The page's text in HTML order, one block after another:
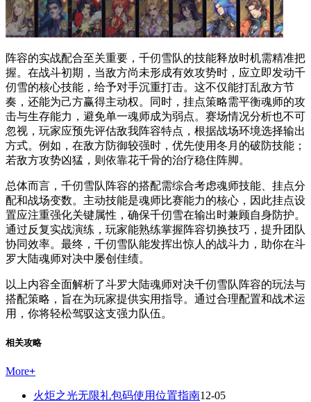
阵容的实战配合至关重要，千仞雪队的技能释放时机需精准把
握。在战斗初期，当敌方尚未形成有效攻势时，应立即发动千
仞雪的核心技能，给予对手沉重打击。这不仅能打乱敌方节
奏，还能为己方赢得主动权。同时，挂点策略需平衡魂师的攻
击与生存能力，避免单一魂师成为弱点。赛场情况分析也不可
忽视，玩家应预先评估敌我阵容特点，根据战场环境选择输出
方式。例如，在敌方防御较强时，优先使用冬月的破防技能；
若敌方攻势凶猛，则依靠花千骨的治疗稳住阵脚。
总体而言，千仞雪队阵容的搭配需综合考虑魂师技能、挂点分
配和战场变数。主动技能是魂师比赛能力的核心，因此挂点设
置应注重强化关键属性，确保千仞雪在输出时兼顾自身防护。
通过反复实战演练，玩家能熟练掌握阵容切换技巧，提升团队
协同效率。最终，千仞雪队能发挥出惊人的战斗力，助你在斗
罗大陆魂师对决中屡创佳绩。
以上内容全面解析了斗罗大陆魂师对决千仞雪队阵容的玩法与
搭配策略，旨在为玩家提供实用指导。通过合理配置和战术运
用，你将轻松驾驭这支强力队伍。
相关攻略
More+
火炬之光无限礼包码使用位置指南12-05